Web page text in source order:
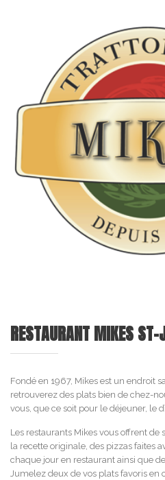
RESTAURANT MIKES ST-
Fondé en 1967, Mikes est un endroit
retrouverez des plats bien de chez-
vous, que ce soit pour le déjeuner, le
Les restaurants Mikes vous offrent
la recette originale, des pizzas faites
chaque jour en restaurant ainsi que
Jumelez deux de vos plats favoris en